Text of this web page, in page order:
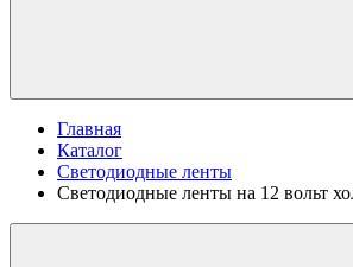
Главная
Каталог
Светодиодные ленты
Светодиодные ленты на 12 вольт